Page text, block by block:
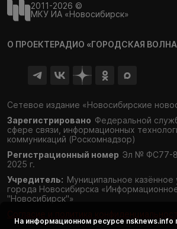
2011-2026 ©
МКУ ИА «Новосибирск»
О ПРОЕКТЕРАДИО «ГОРОДСКАЯ
Сетевое издание «Новосибирские
Зарегистрировано Федеральной
сфере связи, информационных
коммуникаций (Роскомнадзор)
Регистрационный номер Эл № ФС77-
2025 г.
Учредитель: Муниципальное
города Новосибирска
"Новосибирск"»
На информационном ресурсе nsknews.info